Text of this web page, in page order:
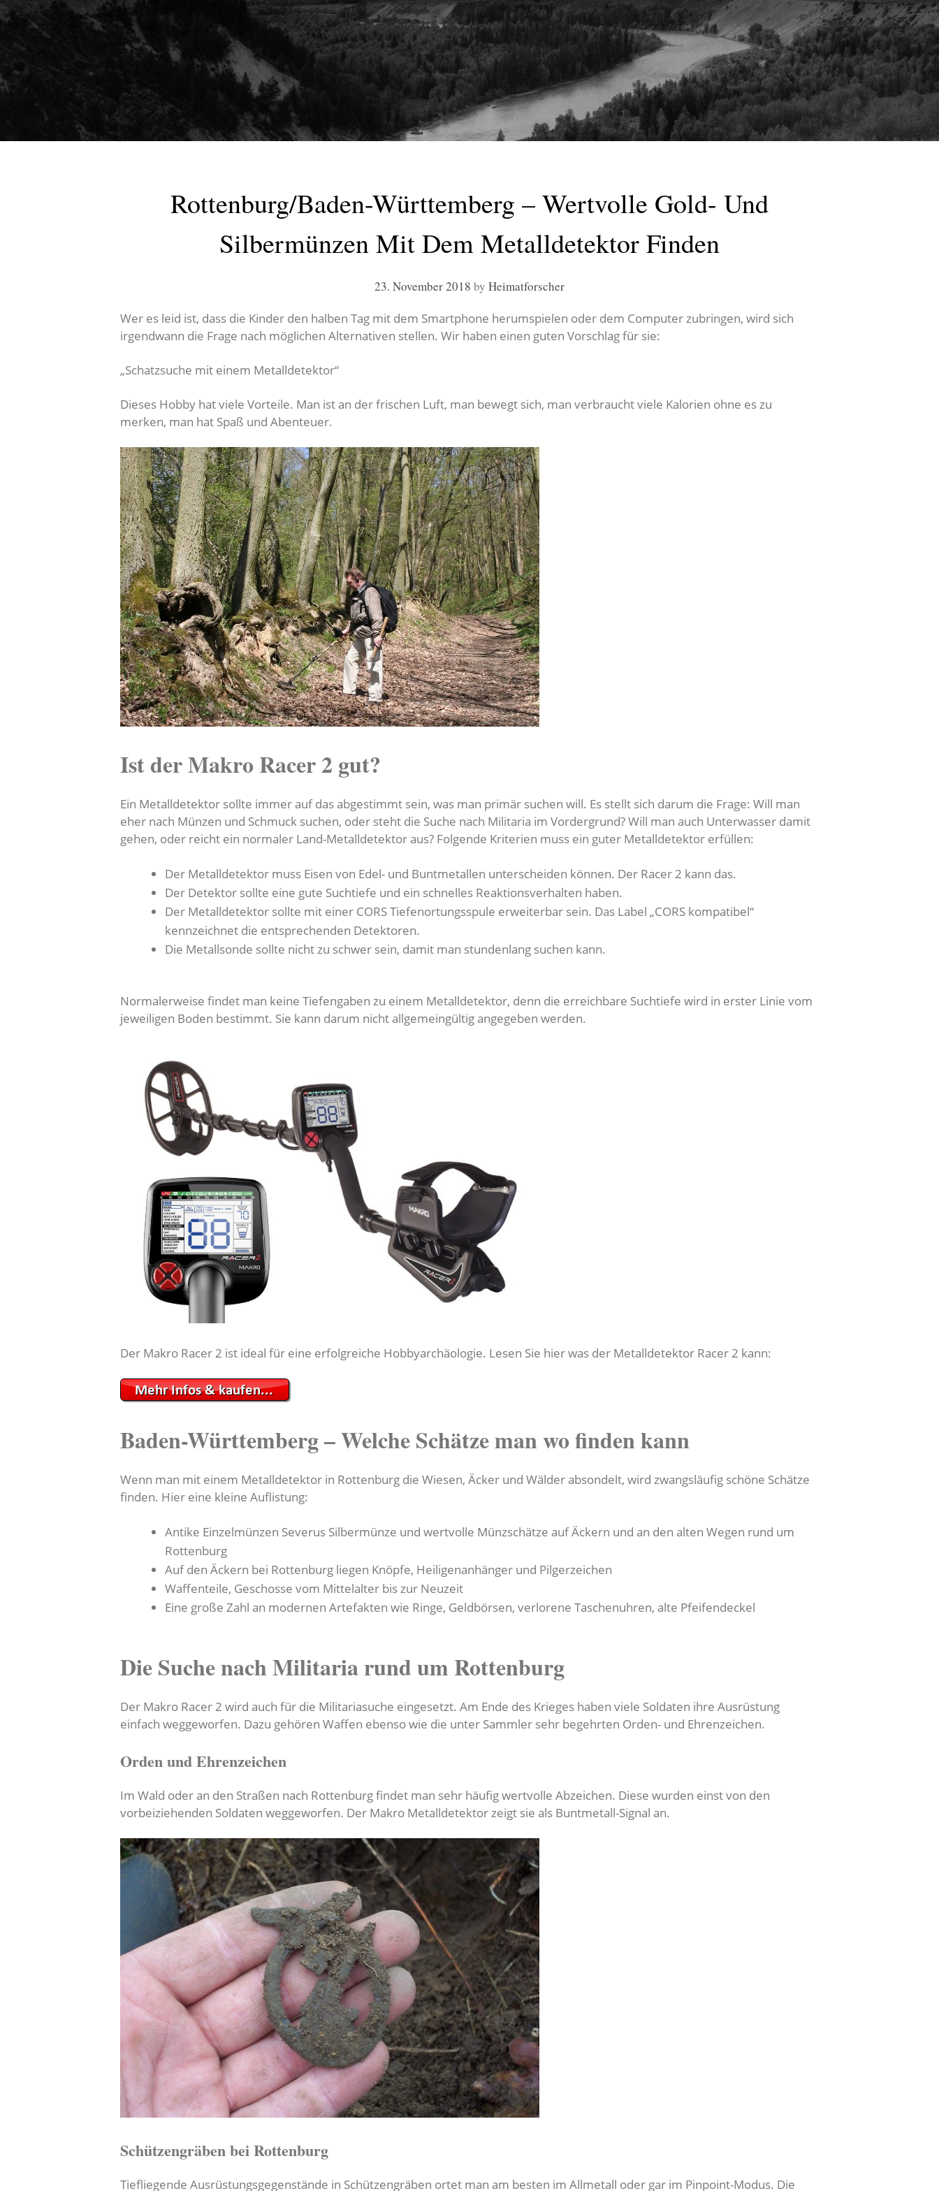
Rottenburg/Baden-Württemberg – Wertvolle Gold- Und
Silbermünzen Mit Dem Metalldetektor Finden
23. November 2018 by Heimatforscher
Wer es leid ist, dass die Kinder den halben Tag mit dem Smartphone herumspielen oder dem Computer zubringen, wird sich
irgendwann die Frage nach möglichen Alternativen stellen. Wir haben einen guten Vorschlag für sie:
„Schatzsuche mit einem Metalldetektor“
Dieses Hobby hat viele Vorteile. Man ist an der frischen Luft, man bewegt sich, man verbraucht viele Kalorien ohne es zu
merken, man hat Spaß und Abenteuer.
Ist der Makro Racer 2 gut?
Ein Metalldetektor sollte immer auf das abgestimmt sein, was man primär suchen will. Es stellt sich darum die Frage: Will man
eher nach Münzen und Schmuck suchen, oder steht die Suche nach Militaria im Vordergrund? Will man auch Unterwasser damit
gehen, oder reicht ein normaler Land-Metalldetektor aus? Folgende Kriterien muss ein guter Metalldetektor erfüllen:
Der Metalldetektor muss Eisen von Edel- und Buntmetallen unterscheiden können. Der Racer 2 kann das.
Der Detektor sollte eine gute Suchtiefe und ein schnelles Reaktionsverhalten haben.
Der Metalldetektor sollte mit einer CORS Tiefenortungsspule erweiterbar sein. Das Label „CORS kompatibel“
kennzeichnet die entsprechenden Detektoren.
Die Metallsonde sollte nicht zu schwer sein, damit man stundenlang suchen kann.
Normalerweise findet man keine Tiefengaben zu einem Metalldetektor, denn die erreichbare Suchtiefe wird in erster Linie vom
jeweiligen Boden bestimmt. Sie kann darum nicht allgemeingültig angegeben werden.
Der Makro Racer 2 ist ideal für eine erfolgreiche Hobbyarchäologie. Lesen Sie hier was der Metalldetektor Racer 2 kann:
Baden-Württemberg – Welche Schätze man wo finden kann
Wenn man mit einem Metalldetektor in Rottenburg die Wiesen, Äcker und Wälder absondelt, wird zwangsläufig schöne Schätze
finden. Hier eine kleine Auflistung:
Antike Einzelmünzen Severus Silbermünze und wertvolle Münzschätze auf Äckern und an den alten Wegen rund um
Rottenburg
Auf den Äckern bei Rottenburg liegen Knöpfe, Heiligenanhänger und Pilgerzeichen
Waffenteile, Geschosse vom Mittelalter bis zur Neuzeit
Eine große Zahl an modernen Artefakten wie Ringe, Geldbörsen, verlorene Taschenuhren, alte Pfeifendeckel
Die Suche nach Militaria rund um Rottenburg
Der Makro Racer 2 wird auch für die Militariasuche eingesetzt. Am Ende des Krieges haben viele Soldaten ihre Ausrüstung
einfach weggeworfen. Dazu gehören Waffen ebenso wie die unter Sammler sehr begehrten Orden- und Ehrenzeichen.
Orden und Ehrenzeichen
Im Wald oder an den Straßen nach Rottenburg findet man sehr häufig wertvolle Abzeichen. Diese wurden einst von den
vorbeiziehenden Soldaten weggeworfen. Der Makro Metalldetektor zeigt sie als Buntmetall-Signal an.
Schützengräben bei Rottenburg
Tiefliegende Ausrüstungsgegenstände in Schützengräben ortet man am besten im Allmetall oder gar im Pinpoint-Modus. Die